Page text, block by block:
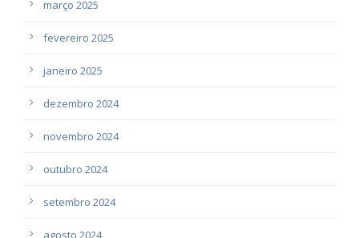
março 2025
fevereiro 2025
janeiro 2025
dezembro 2024
novembro 2024
outubro 2024
setembro 2024
agosto 2024